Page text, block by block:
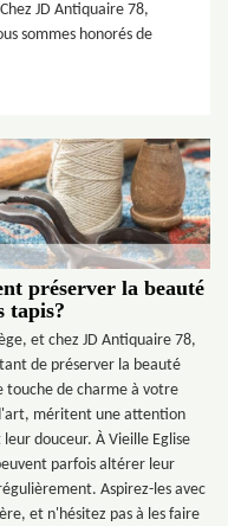
JD Antiquaire 78,
sommes honorés de
préserver la beauté
tapis?
et chez JD Antiquaire 78,
de préserver la beauté
touche de charme à votre
méritent une attention
douceur. À Vieille Eglise
parfois altérer leur
Aspirez-les avec
et n'hésitez pas à les faire